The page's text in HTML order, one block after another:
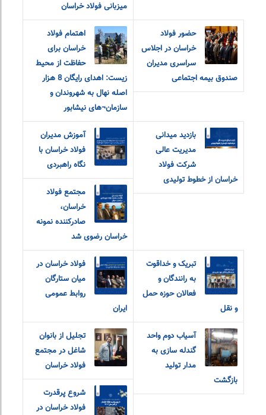
میزبانی فولاد خراسان
حضور فولاد
خراسان در اجلاس
سراسری مدیران
صندوق بیمه اجتماعی
اهتمام فولاد
خراسان برای
حفاظت از محیط
زیست: اهدای رایگان 8 هزار
اصله نهال به شهروندان و
سازمان¬های نیشابور
بازدید میدانی
مدیریت عالی
شرکت فولاد
خراسان از خطوط تولیدی
آموزش مدیران
فولاد خراسان با
نگاه راهبردی
مجتمع فولاد
خراسان،
صادرکننده نمونه
خراسان رضوی شد
تبریک و خداقوت
به رانندگان و
فعالان حوزه حمل
و نقل
فولاد خراسان در
میان ستارگان
روابط عمومی
ایران
آسیاب دوم واحد
گندله سازی به
مدار تولید
بازگشت
تجلیل از بانوان
شاغل در مجتمع
فولاد خراسان
شروع پرقدرت
فولاد خراسان در